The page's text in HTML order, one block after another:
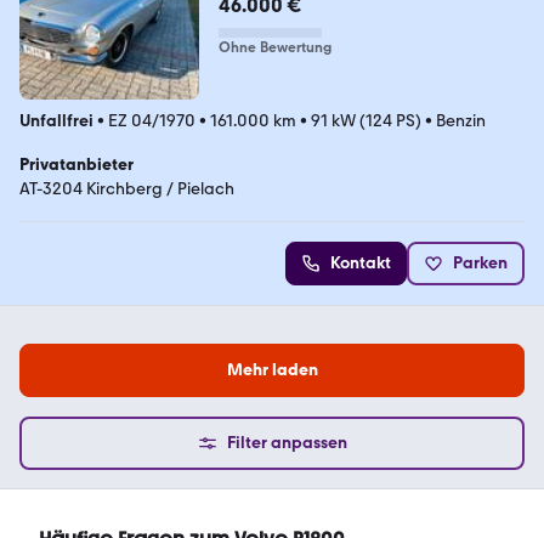
46.000 €
Ohne Bewertung
Unfallfrei • EZ 04/1970 • 161.000 km • 91 kW (124 PS) • Benzin
Privatanbieter
AT-3204 Kirchberg / Pielach
Kontakt Parken
Mehr laden
Filter anpassen